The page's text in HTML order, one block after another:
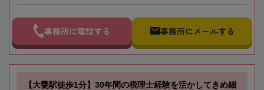
事務所に電話する 事務所にメールする
【大甕駅徒歩1分】30年間の税理士経験を活かしてきめ細